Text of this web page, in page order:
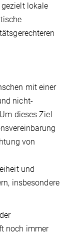
lokale
mit einer
nicht-
dieses Ziel
von
und
insbesondere
noch immer